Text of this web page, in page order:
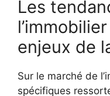
Les
enjeux de
Sur le marché de
spécifiques